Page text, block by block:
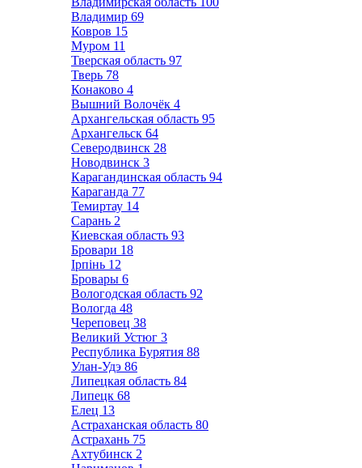
Владимир 69
Ковров 15
Муром 11
Тверская область 97
Тверь 78
Конаково 4
Вышний Волочёк 4
Архангельская область 95
Архангельск 64
Северодвинск 28
Новодвинск 3
Карагандинская область 94
Караганда 77
Темиртау 14
Сарань 2
Киевская область 93
Бровари 18
Ірпінь 12
Бровары 6
Вологодская область 92
Вологда 48
Череповец 38
Великий Устюг 3
Республика Бурятия 88
Улан-Удэ 86
Липецкая область 84
Липецк 68
Елец 13
Астраханская область 80
Астрахань 75
Ахтубинск 2